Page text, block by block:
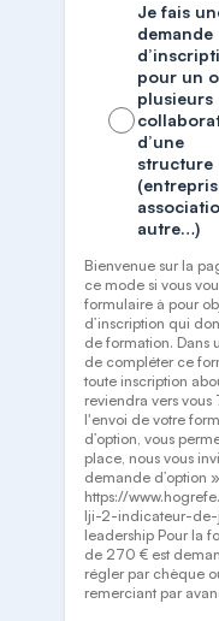
Je fais
demande
pour un
plusieurs
d’une
structure
autre…)
Bienvenue sur la
ce mode si vous
formulaire à pour
d’inscription qui
de formation. Dans
de compléter ce
toute inscription
reviendra vers
l'envoi de votre
d’option, vous
place, nous vous
demande d’option
https://
lji-2-indicateur-
leadership Pour la
de 270 € est
régler par chèque
remerciant par